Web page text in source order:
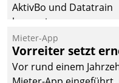
AktivBo und Datatrain
kooperieren –
profitieren: Die
Integration der
von AktivBo und
Mieter-App
Vorreiter setzt
Vor rund einem